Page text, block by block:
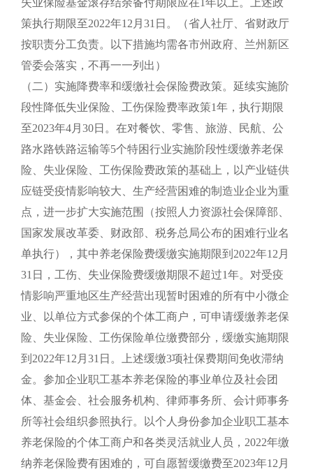
失业保险基金滚存结余备付期限应在1年以上。上述政
策执行期限至2022年12月31日。（省人社厅、省财政厅
按职责分工负责。以下措施均需各市州政府、兰州新区
管委会落实，不再一一列出）
（二）实施降费率和缓缴社会保险费政策。延续实施阶
段性降低失业保险、工伤保险费率政策1年，执行期限
至2023年4月30日。在对餐饮、零售、旅游、民航、公
路水路铁路运输等5个特困行业实施阶段性缓缴养老保
险、失业保险、工伤保险费政策的基础上，以产业链供
应链受疫情影响较大、生产经营困难的制造业企业为重
点，进一步扩大实施范围（按照人力资源社会保障部、
国家发展改革委、财政部、税务总局公布的困难行业名
单执行），其中养老保险费缓缴实施期限到2022年12月
31日，工伤、失业保险费缓缴期限不超过1年。对受疫
情影响严重地区生产经营出现暂时困难的所有中小微企
业、以单位方式参保的个体工商户，可申请缓缴养老保
险、失业保险、工伤保险单位缴费部分，缓缴实施期限
到2022年12月31日。上述缓缴3项社保费期间免收滞纳
金。参加企业职工基本养老保险的事业单位及社会团
体、基金会、社会服务机构、律师事务所、会计师事务
所等社会组织参照执行。以个人身份参加企业职工基本
养老保险的个体工商户和各类灵活就业人员，2022年缴
纳养老保险费有困难的，可自愿暂缓缴费至2023年12月